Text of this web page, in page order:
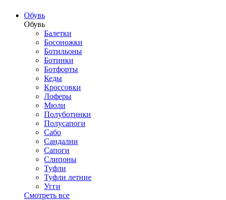
Обувь
Обувь
Балетки
Босоножки
Ботильоны
Ботинки
Ботфорты
Кеды
Кроссовки
Лоферы
Мюли
Полуботинки
Полусапоги
Сабо
Сандалии
Сапоги
Слипоны
Туфли
Туфли летние
Угги
Смотреть все